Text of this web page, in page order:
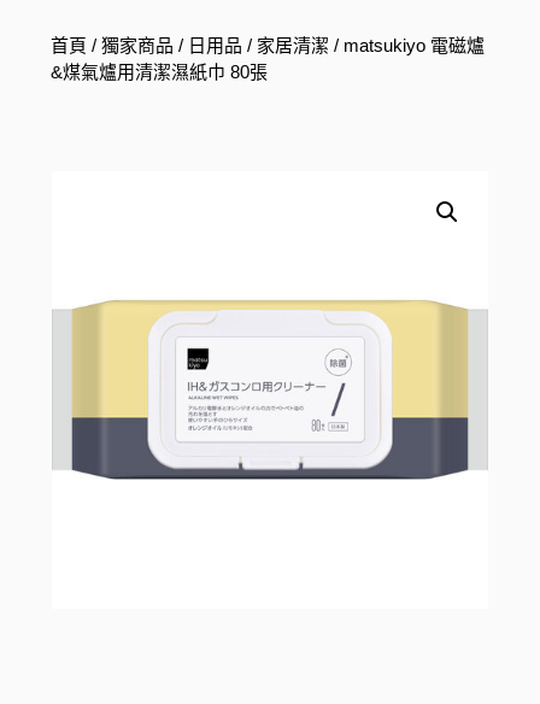
首頁 /獨家商品 / 日用品 / 家居清潔 / matsukiyo 電磁爐
&煤氣爐用清潔濕紙巾 80張